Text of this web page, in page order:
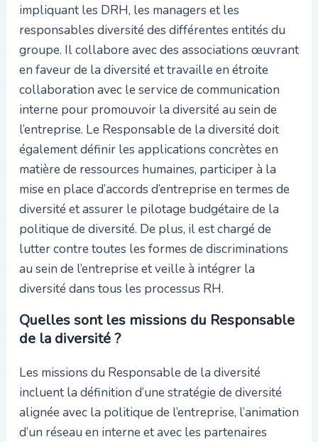
impliquant les DRH, les managers et les
responsables diversité des différentes entités du
groupe. Il collabore avec des associations œuvrant
en faveur de la diversité et travaille en étroite
collaboration avec le service de communication
interne pour promouvoir la diversité au sein de
l’entreprise. Le Responsable de la diversité doit
également définir les applications concrètes en
matière de ressources humaines, participer à la
mise en place d’accords d’entreprise en termes de
diversité et assurer le pilotage budgétaire de la
politique de diversité. De plus, il est chargé de
lutter contre toutes les formes de discriminations
au sein de l’entreprise et veille à intégrer la
diversité dans tous les processus RH.
Quelles sont les missions du Responsable
de la diversité ?
Les missions du Responsable de la diversité
incluent la définition d’une stratégie de diversité
alignée avec la politique de l’entreprise, l’animation
d’un réseau en interne et avec les partenaires